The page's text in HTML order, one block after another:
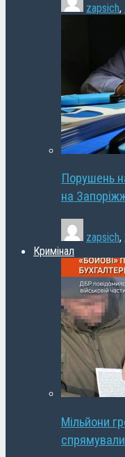
zapsich,
Порушень
на
zapsich,
Кримінал
Мільйони